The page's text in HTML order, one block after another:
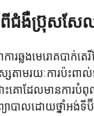
ជំងឺប្រ៊ុសស
លងមេរោគបាក់តេ
តាមរយៈការប៉ះពា
គោដែលមានការបំ
ាបាលដោយថ្នាំអង់ទីប៊ី